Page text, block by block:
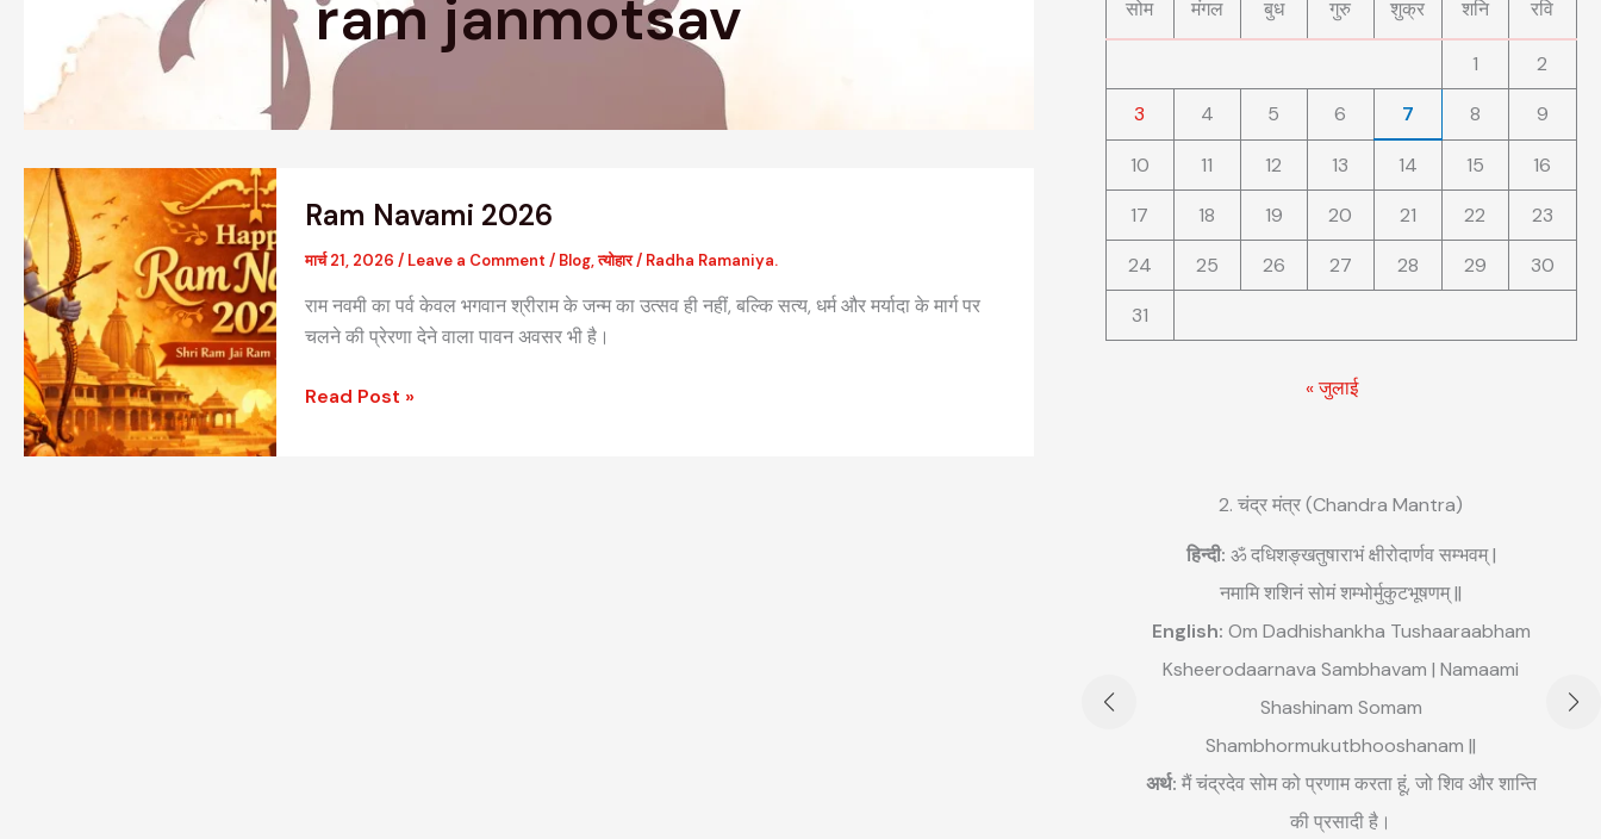
ram janmotsav
Ram Navami 2026
मार्च 21, 2026 / Leave a Comment / Blog,त्योहार/ Radha Ramaniya.
राम नवमी का पर्व केवल भगवान श्रीराम के जन्म का उत्सव ही नहीं, बल्कि सत्य, धर्म और मर्यादा के मार्ग पर
चलने की प्रेरणा देने वाला पावन अवसर भी है।
Navami
Read Post »
सोम मंगल बुध गुरु शुक्र शनि रवि
1
2
3
4 5 6 7 8 9
10 11 12 13 14 15
16
17
18 19 20 21 22
23
24
25 26 27 28 29
30
31
« जुलाई
2. चंद्र मंत्र (Chandra Mantra)
हिन्दी: ॐ दधिशङ्खतुषाराभं क्षीरोदार्णव सम्भवम् |
नमामि शशिनं सोमं शम्भोर्मुकुटभूषणम् ||
English: Om Dadhishankha Tushaaraabham
Ksheerodaarnava Sambhavam | Namaami
Shashinam Somam
Shambhormukutbhooshanam ||
अर्थ: मैं चंद्रदेव सोम को प्रणाम करता हूं, जो शिव और शान्ति
की प्रसादी है।